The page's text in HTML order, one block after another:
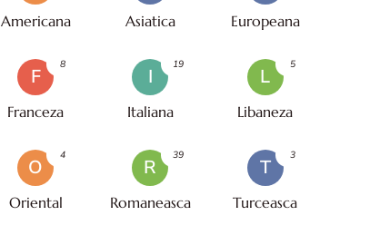
Americana Asiatica Europeana
F
Franceza
8
I
Italiana
19
L
Libaneza
5
O
Oriental
4
R
Romaneasca
39
T
Turceasca
3